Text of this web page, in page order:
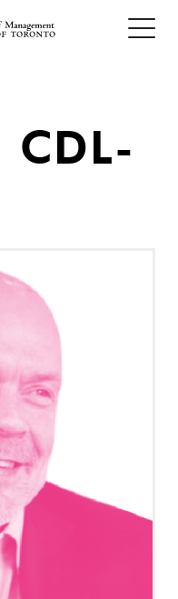
CDL-